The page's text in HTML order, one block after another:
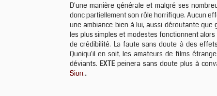
D'une manière générale et malgré ses
donc partiellement son rôle horrifique. Aucun
une ambiance bien à lui, aussi déroutante que
les plus simples et modestes fonctionnent
de crédibilité. La faute sans doute à des
Quoiqu'il en soit, les amateurs de films
déviants. EXTE peinera sans doute plus à
Sion...